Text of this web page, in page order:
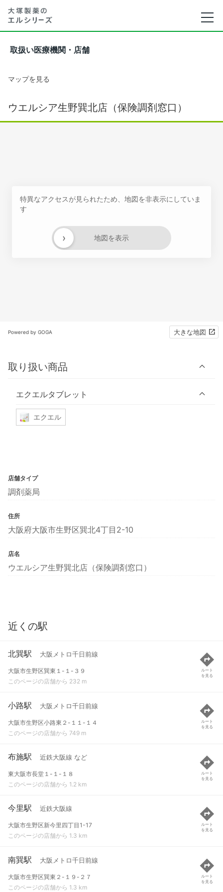
取扱い医療機関・店舗
マップを見る
ウエルシア生野巽北店（保険調剤窓口）
特異なアクセスが見られたため、地図を非表示にしていま
す
地図を表示
›
Powered by GOGA 大きな地図
取り扱い商品
エクエルタブレット
エクエル
店舗タイプ
調剤薬局
住所
大阪府大阪市生野区巽北4丁目2-10
店名
ウエルシア生野巽北店（保険調剤窓口）
近くの駅
北巽駅 大阪メトロ千日前線
大阪市生野区巽東１-１-３９
このページの店舗から 232 m
ルート
を見る
小路駅 大阪メトロ千日前線
大阪市生野区小路東２-１１-１４
このページの店舗から 749 m
ルート
を見る
布施駅 近鉄大阪線 など
東大阪市長堂１-１-１８
このページの店舗から 1.2 km
ルート
を見る
今里駅 近鉄大阪線
大阪市生野区新今里四丁目1-17
このページの店舗から 1.3 km
ルート
を見る
南巽駅 大阪メトロ千日前線
大阪市生野区巽東２-１９-２７
このページの店舗から 1.3 km
ルート
を見る